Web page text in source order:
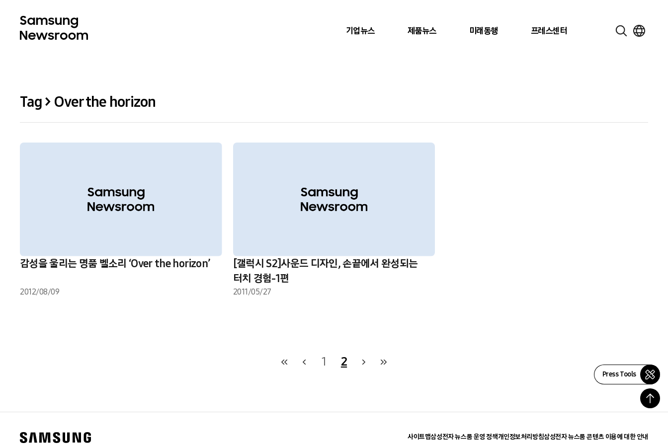
기업뉴스 제품뉴스 미래동행 프레스센터
Tag > Over the horizon
감성을 울리는 명품 벨소리 ‘Over the horizon’
2012/08/09
[갤럭시 S2]사운드 디자인, 손끝에서 완성되는
터치 경험-1편
2011/05/27
1 2
Press Tools
사이트맵삼성전자 뉴스룸 운영 정책개인정보처리방침삼성전자 뉴스룸 콘텐츠 이용에 대한 안내